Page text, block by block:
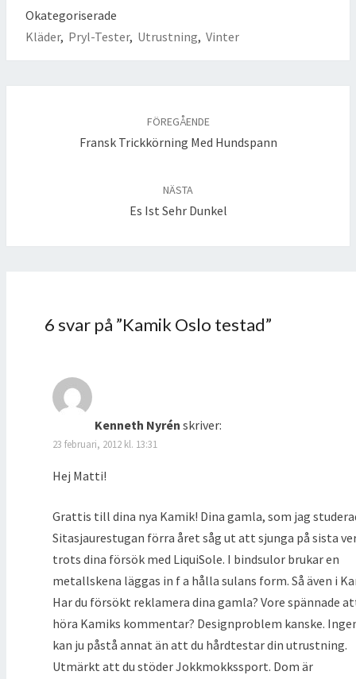
Okategoriserade
Kläder, Pryl-Tester, Utrustning, Vinter
FÖREGÅENDE
Fransk Trickkörning Med Hundspann
NÄSTA
Es Ist Sehr Dunkel
6 svar på ”Kamik Oslo testad”
Kenneth Nyrén skriver:
23 februari, 2012 kl. 13:31
Hej Matti!
Grattis till dina nya Kamik! Dina gamla, som jag
Sitasjaurestugan förra året såg ut att sjunga på sista
trots dina försök med LiquiSole. I bindsulor brukar en
metallskena läggas in f a hålla sulans form. Så även i
Har du försökt reklamera dina gamla? Vore spännade
höra Kamiks kommentar? Designproblem kanske.
kan ju påstå annat än att du hårdtestar din utrustning.
Utmärkt att du stöder Jokkmokkssport. Dom är